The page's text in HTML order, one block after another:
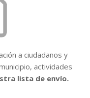
a ciudadanos y
actividades
lista de envío.